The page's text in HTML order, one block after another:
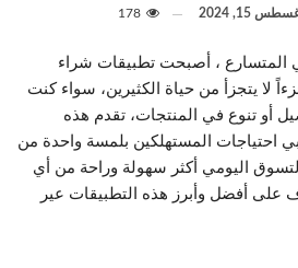
15, 2024
المتسارع ، أصبحت تطبيقات شراء
لا يتجزأ من حياة الكثيرين، سواء كنت
أو تنوع في المنتجات، تقدم هذه
احتياجات المستهلكين بلمسة واحدة من
اليومي أكثر سهولة وراحة من أي
أفضل وأبرز هذه التطبيقات عير